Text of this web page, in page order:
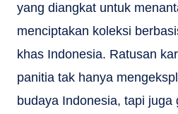
yang diangkat untuk
menciptakan koleksi
khas Indonesia. Ratusan
panitia tak hanya
budaya Indonesia, tapi juga